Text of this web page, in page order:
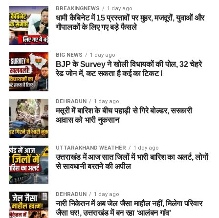
आरोपी पर खुद को केंद्र सरकार, गृह मंत्रालय, रक्षा मंत्रालय और भारतीय
सेना का वरिष्ठ अधिकारी बताकर लोगों से ठगी करने का आरोप है।
3. शिकायत किसने दर्ज कराई थी?
दिल्ली निवासी एक युवती ने शिकायत दर्ज कराई थी। आरोप है कि आरोपी ने
प्रभावशाली सरकारी संपर्कों का झांसा देकर उससे करीब 4.5 लाख रुपये
ठग लिए।
4. आरोपी लोगों को कैसे झांसे में लेता था?
पुलिस के अनुसार, आरोपी अलग-अलग लोगों के सामने अपनी पहचान
बदलता था और खुद को कभी गृह मंत्रालय, कभी रक्षा मंत्रालय तो कभी
सेना का वरिष्ठ अधिकारी बताकर लोगों का भरोसा जीतता था।
5. पुलिस को आरोपी के पास से क्या बरामद
हुआ?
तलाशी के दौरान आरोपी के पास से सेना की वर्दी, बैज, कैप और वॉकी-टॉकी
BREAKINGNEWS 1 day ago
धामी कैबिनेट में 15 प्रस्तावों पर मुहर, मजदूरों, युवाओं और
गौपालकों के लिए गए बड़े फैसले
BIG NEWS 1 day ago
BJP के Survey ने खोली विधायकों की पोल, 32 चेहरे
रेड जोन में, कट सकता है कई का टिकट !
DEHRADUN 1 day ago
मसूरी में बारिश के बीच पहाड़ी से गिरे बोल्डर, सरकारी
आवास को भारी नुकसान
UTTARAKHAND WEATHER 1 day ago
उत्तराखंड में आज सात जिलों में भारी बारिश का अलर्ट, लोगों
से सावधानी बरतने की अपील
DEHRADUN 1 day ago
नारी निकेतन में अब जेल जैसा माहौल नहीं, मिलेगा परिवार
जैसा घर!, उत्तराखंड में बन रहा ‘आलंबन गांव’